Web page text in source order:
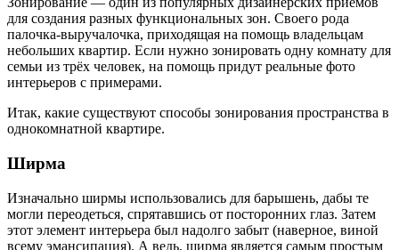
для создания разных функциональных зон. Своего рода
палочка-выручалочка, приходящая на помощь владельцам
небольших квартир. Если нужно зонировать одну комнату для
семьи из трёх человек, на помощь придут реальные фото
интерьеров с примерами.
Итак, какие существуют способы зонирования пространства в
однокомнатной квартире.
Ширма
Изначально ширмы использовались для барышень, дабы те
могли переодеться, спрятавшись от посторонних глаз. Затем
этот элемент интерьера был надолго забыт (наверное, виной
всему эмансипация). А ведь, ширма является самым простым